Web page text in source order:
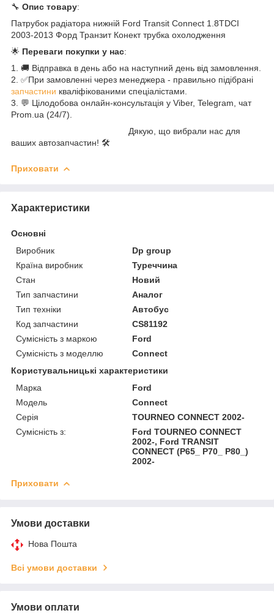
🔧 Опис товару:
Патрубок радіатора нижній Ford Transit Connect 1.8TDCI
2003-2013 Форд Транзит Конект трубка охолодження
🌟 Переваги покупки у нас:
1. 🚚 Відправка в день або на наступний день від замовлення.
2. ✅При замовленні через менеджера - правильно підібрані
запчастини кваліфікованими спеціалістами.
3. 💬 Цілодобова онлайн-консультація у Viber, Telegram, чат
Prom.ua (24/7).
Дякую, що вибрали нас для
ваших автозапчастин! 🛠️
Приховати
Характеристики
Основні
Виробник
Dp group
Країна виробник
Туреччина
Стан
Новий
Тип запчастини
Аналог
Тип техніки
Автобус
Код запчастини
CS81192
Сумісність з маркою
Ford
Сумісність з моделлю
Connect
Користувальницькі характеристики
Марка
Ford
Модель
Connect
Серія
TOURNEO CONNECT 2002-
Сумісність з:
Ford TOURNEO CONNECT
2002-, Ford TRANSIT
CONNECT (P65_ P70_ P80_)
2002-
Приховати
Умови доставки
Нова Пошта
Всі умови доставки
Умови оплати